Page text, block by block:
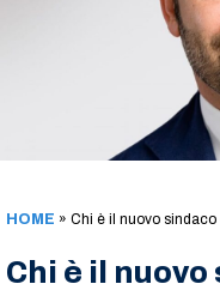
HOME » Chi è il nuovo
Chi è il